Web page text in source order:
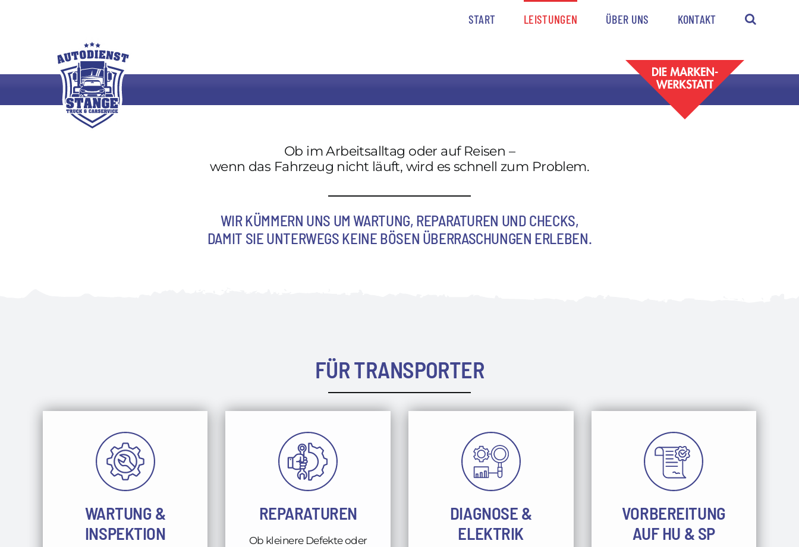
START LEISTUNGEN ÜBER UNS KONTAKT
Ob im Arbeitsalltag oder auf Reisen –
wenn das Fahrzeug nicht läuft, wird es schnell zum Problem.
WIR KÜMMERN UNS UM WARTUNG, REPARATUREN UND CHECKS,
DAMIT SIE UNTERWEGS KEINE BÖSEN ÜBERRASCHUNGEN ERLEBEN.
FÜR TRANSPORTER
WARTUNG &
INSPEKTION
REPARATUREN
Ob kleinere Defekte oder
DIAGNOSE &
ELEKTRIK
VORBEREITUNG
AUF HU & SP